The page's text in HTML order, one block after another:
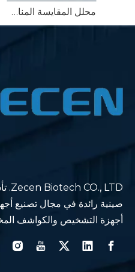
محلل المقايسة المناعية للتألق الكيميائي في POCT بغرفة مزدوجة 16 قناة، 64 اختبارًا في الساعة
صينية رائدة في مجال تصنيع
أجهزة التشخيص والكواشف